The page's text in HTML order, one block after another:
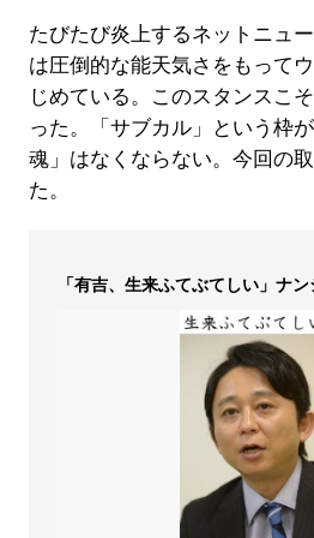
たびたび炎上するネットニュ
は圧倒的な能天気さをもって
じめている。このスタンスこ
った。「サブカル」という枠
魂」はなくならない。今回の
た。
「有吉、生来ふてぶてしい」ナ